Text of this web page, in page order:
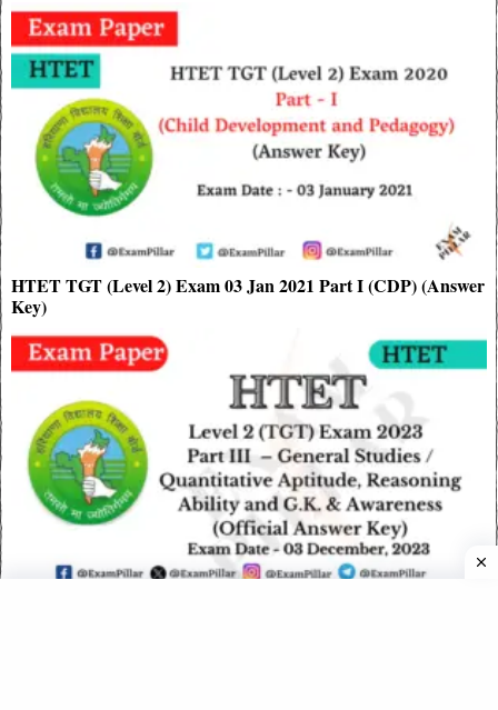
HTET TGT (Level 2) Exam 03 Jan 2021 Part I (CDP) (Answer
Key)